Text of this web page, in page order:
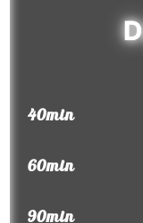
40min
60min
90min